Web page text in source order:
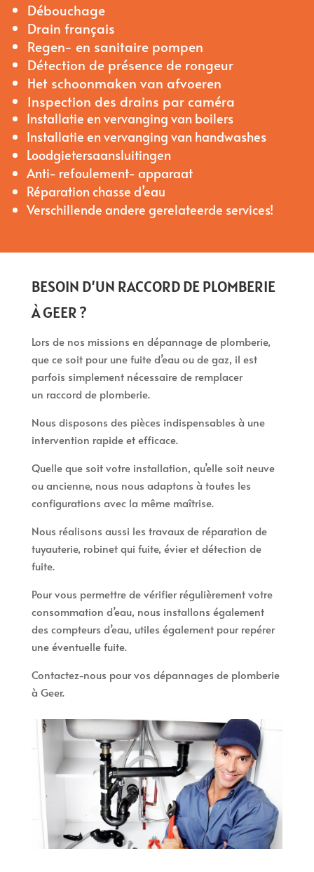
Débouchage
Drain français
Regen- en sanitaire pompen
Détection de présence de rongeur
Het schoonmaken van afvoeren
Inspection des drains par caméra
Installatie en vervanging van boilers
Installatie en vervanging van handwashes
Loodgietersaansluitingen
Anti- refoulement- apparaat
Réparation chasse d’eau
Verschillende andere gerelateerde services!
BESOIN D’UN RACCORD DE PLOMBERIE
À GEER ?
Lors de nos missions en dépannage de plomberie,
que ce soit pour une fuite d’eau ou de gaz, il est
parfois simplement nécessaire de remplacer
un raccord de plomberie.
Nous disposons des pièces indispensables à une
intervention rapide et efficace.
Quelle que soit votre installation, qu’elle soit neuve
ou ancienne, nous nous adaptons à toutes les
configurations avec la même maîtrise.
Nous réalisons aussi les travaux de réparation de
tuyauterie, robinet qui fuite, évier et détection de
fuite.
Pour vous permettre de vérifier régulièrement votre
consommation d’eau, nous installons également
des compteurs d’eau, utiles également pour repérer
une éventuelle fuite.
Contactez-nous pour vos dépannages de plomberie
à Geer.